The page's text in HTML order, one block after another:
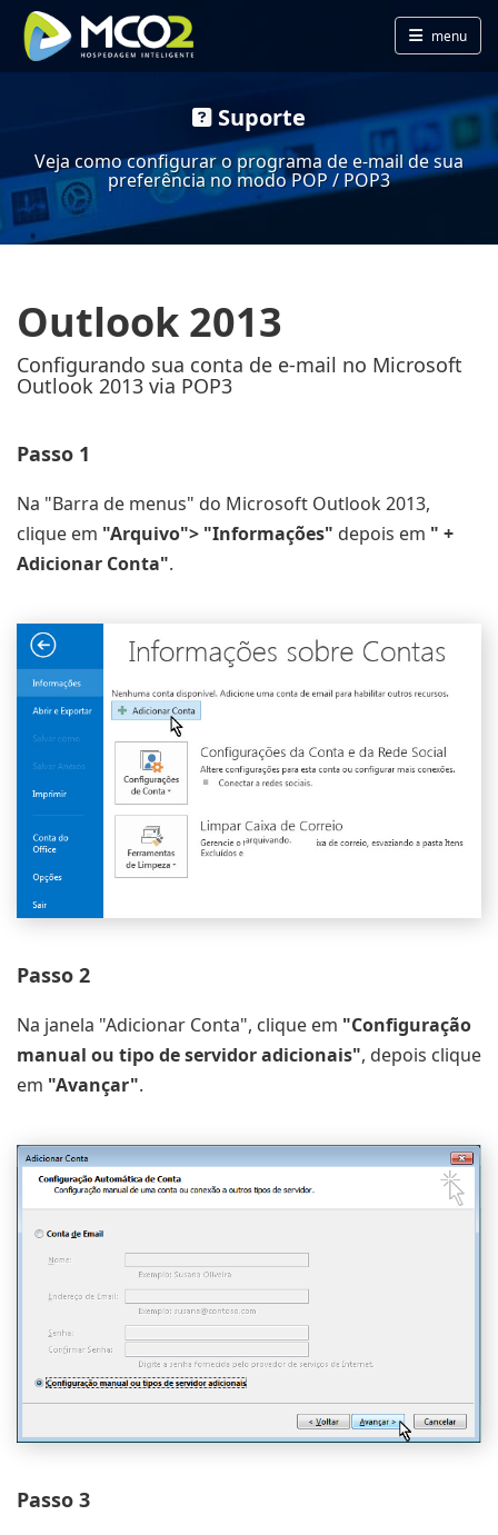
menu
Suporte
Veja como configurar o programa de e-mail de sua
preferência no modo POP / POP3
Outlook 2013
Configurando sua conta de e-mail no Microsoft
Outlook 2013 via POP3
Passo 1
Na "Barra de menus" do Microsoft Outlook 2013,
clique em "Arquivo"> "Informações" depois em " +
Adicionar Conta".
Passo 2
Na janela "Adicionar Conta", clique em "Configuração
manual ou tipo de servidor adicionais", depois clique
em "Avançar".
Passo 3